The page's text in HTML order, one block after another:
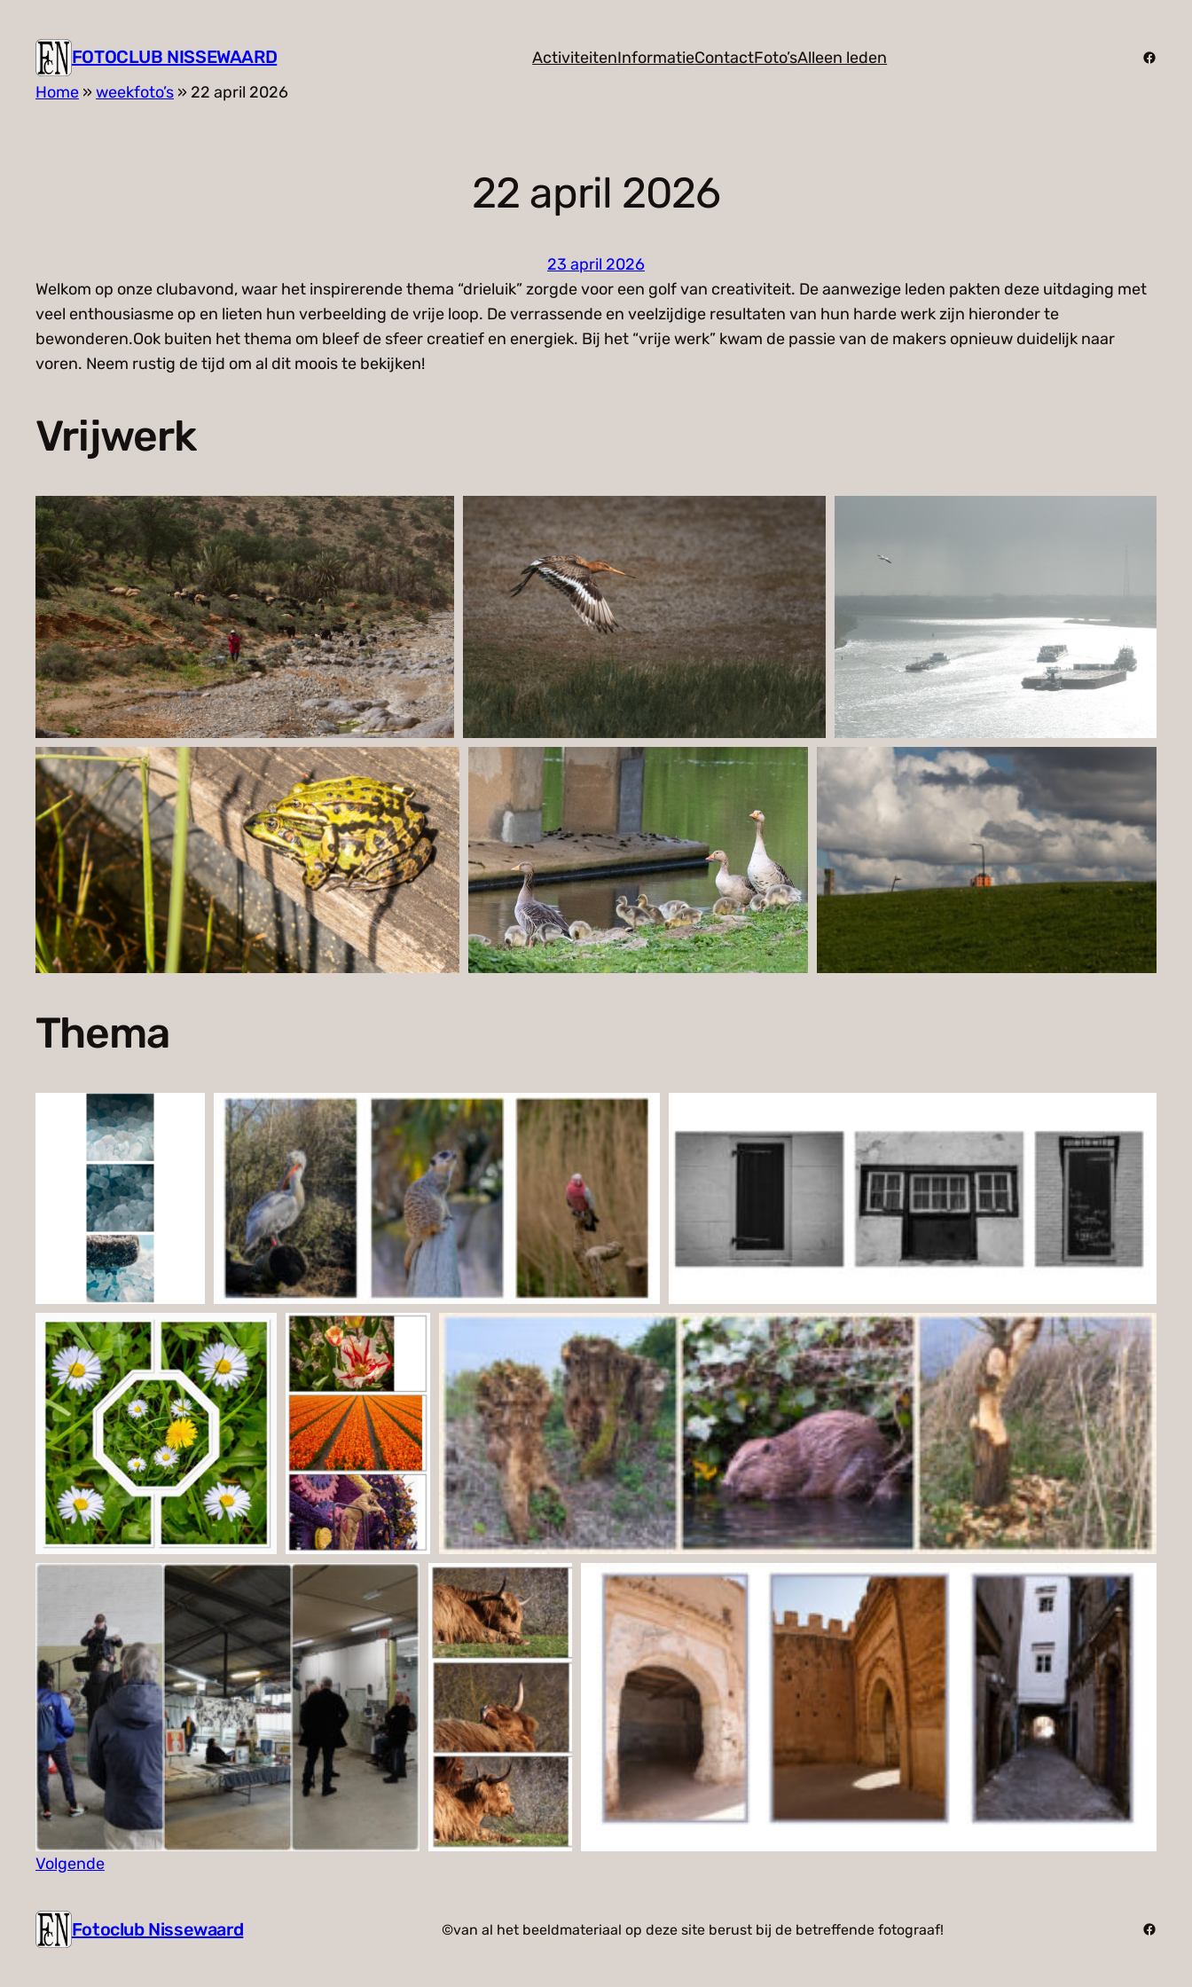
FOTOCLUB NISSEWAARD ActiviteitenInformatieContactFoto’sAlleen leden
Home » weekfoto’s » 22 april 2026
22 april 2026
23 april 2026
Welkom op onze clubavond, waar het inspirerende thema “drieluik” zorgde voor een golf van creativiteit. De aanwezige leden pakten deze uitdaging met
veel enthousiasme op en lieten hun verbeelding de vrije loop. De verrassende en veelzijdige resultaten van hun harde werk zijn hieronder te
bewonderen.Ook buiten het thema om bleef de sfeer creatief en energiek. Bij het “vrije werk” kwam de passie van de makers opnieuw duidelijk naar
voren. Neem rustig de tijd om al dit moois te bekijken!
Vrijwerk
Thema
Volgende
Fotoclub Nissewaard ©van al het beeldmateriaal op deze site berust bij de betreffende fotograaf!